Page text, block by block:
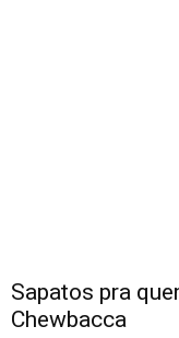
Sapatos pra
Chewbacca